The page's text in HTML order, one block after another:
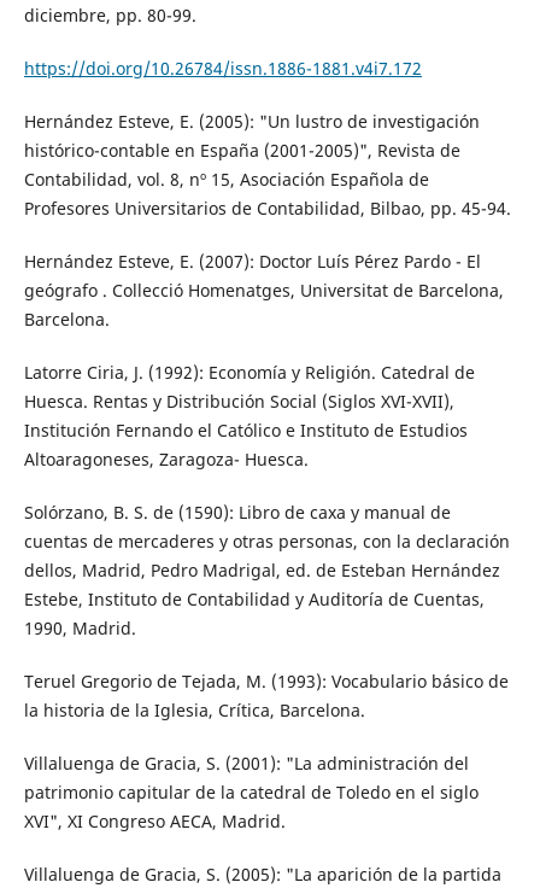
diciembre, pp. 80-99.
https://doi.org/10.26784/issn.1886-1881.v4i7.172
Hernández Esteve, E. (2005): "Un lustro de investigación
histórico-contable en España (2001-2005)", Revista de
Contabilidad, vol. 8, nº 15, Asociación Española de
Profesores Universitarios de Contabilidad, Bilbao, pp. 45-94.
Hernández Esteve, E. (2007): Doctor Luís Pérez Pardo - El
geógrafo . Collecció Homenatges, Universitat de Barcelona,
Barcelona.
Latorre Ciria, J. (1992): Economía y Religión. Catedral de
Huesca. Rentas y Distribución Social (Siglos XVI-XVII),
Institución Fernando el Católico e Instituto de Estudios
Altoaragoneses, Zaragoza- Huesca.
Solórzano, B. S. de (1590): Libro de caxa y manual de
cuentas de mercaderes y otras personas, con la declaración
dellos, Madrid, Pedro Madrigal, ed. de Esteban Hernández
Estebe, Instituto de Contabilidad y Auditoría de Cuentas,
1990, Madrid.
Teruel Gregorio de Tejada, M. (1993): Vocabulario básico de
la historia de la Iglesia, Crítica, Barcelona.
Villaluenga de Gracia, S. (2001): "La administración del
patrimonio capitular de la catedral de Toledo en el siglo
XVI", XI Congreso AECA, Madrid.
Villaluenga de Gracia, S. (2005): "La aparición de la partida